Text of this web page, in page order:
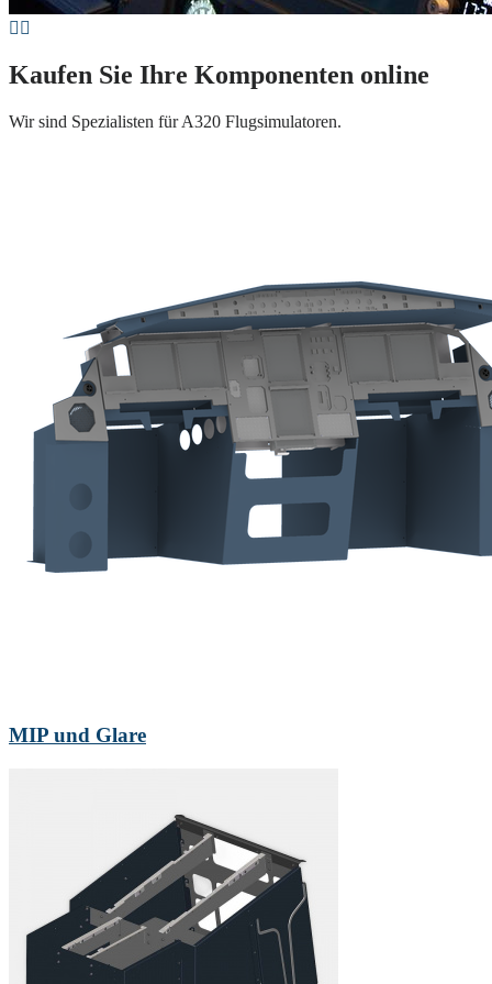
Kaufen Sie Ihre Komponenten online
Wir sind Spezialisten für A320 Flugsimulatoren.
MIP und Glare